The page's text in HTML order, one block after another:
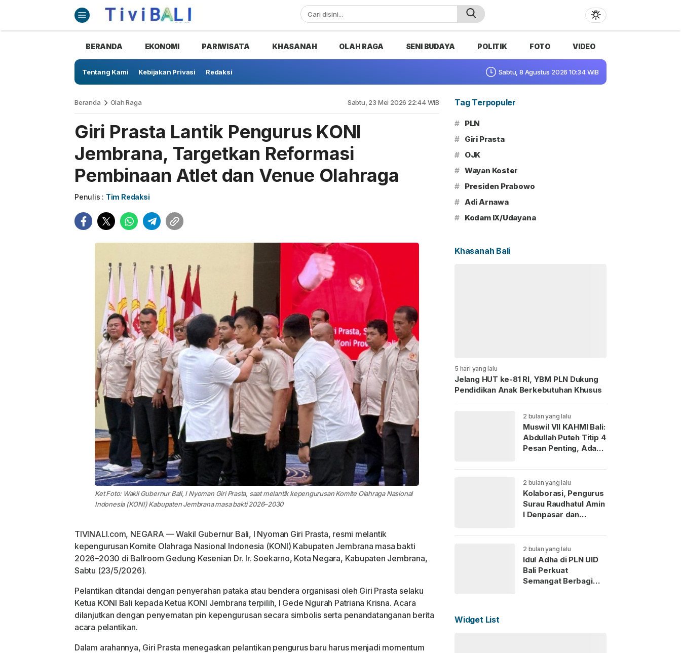
BERANDA EKONOMI PARIWISATA KHASANAH OLAH RAGA SENI BUDAYA POLITIK FOTO VIDEO
Tentang Kami Kebijakan Privasi Redaksi Sabtu, 8 Agustus 2026 10:34 WIB
Beranda Olah Raga Sabtu, 23 Mei 2026 22:44 WIB
Giri Prasta Lantik Pengurus KONI
Jembrana, Targetkan Reformasi
Pembinaan Atlet dan Venue Olahraga
Penulis : Tim Redaksi
Ket Foto: Wakil Gubernur Bali, I Nyoman Giri Prasta, saat melantik kepengurusan Komite Olahraga Nasional
Indonesia (KONI) Kabupaten Jembrana masa bakti 2026–2030
TIVINALI.com, NEGARA — Wakil Gubernur Bali, I Nyoman Giri Prasta, resmi melantik
kepengurusan Komite Olahraga Nasional Indonesia (KONI) Kabupaten Jembrana masa bakti
2026–2030 di Ballroom Gedung Kesenian Dr. Ir. Soekarno, Kota Negara, Kabupaten Jembrana,
Sabtu (23/5/2026).
Pelantikan ditandai dengan penyerahan pataka atau bendera organisasi oleh Giri Prasta selaku
Ketua KONI Bali kepada Ketua KONI Jembrana terpilih, I Gede Ngurah Patriana Krisna. Acara
dilanjutkan dengan penyematan pin kepengurusan secara simbolis serta penandatanganan berita
acara pelantikan.
Dalam arahannya, Giri Prasta menegaskan pelantikan pengurus baru harus menjadi momentum
Tag Terpopuler
# PLN
# Giri Prasta
# OJK
# Wayan Koster
# Presiden Prabowo
# Adi Arnawa
# Kodam IX/Udayana
Khasanah Bali
5 hari yang lalu
Jelang HUT ke-81 RI, YBM PLN Dukung
Pendidikan Anak Berkebutuhan Khusus
2 bulan yang lalu
Muswil VII KAHMI Bali:
Abdullah Puteh Titip 4
Pesan Penting, Ada
2 bulan yang lalu
Kolaborasi, Pengurus
Surau Raudhatul Amin
I Denpasar dan
Hewan Kurban
2 bulan yang lalu
Idul Adha di PLN UID
Bali Perkuat
Semangat Berbagi
Widget List